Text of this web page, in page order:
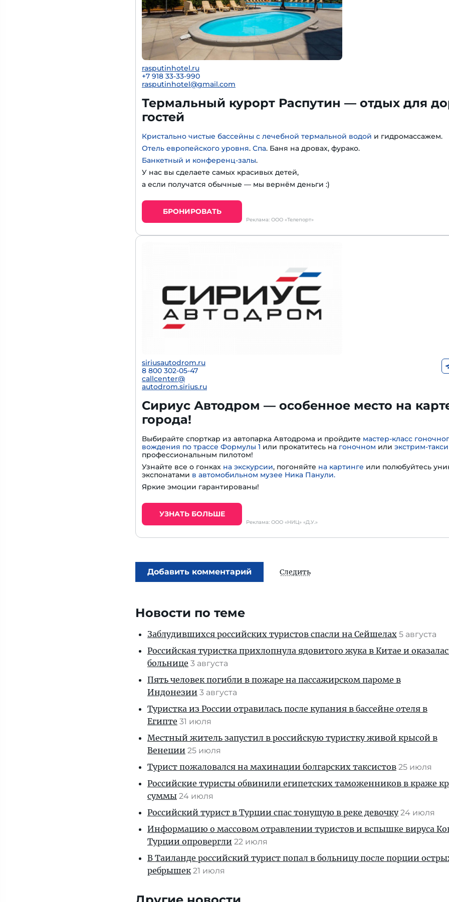
rasputinhotel.ru
+7 918 33-33-990
rasputinhotel@gmail.com
Термальный курорт Распутин — отдых для
гостей
Кристально чистые бассейны с лечебной термальной водой и гидромассажем.
Отель европейского уровня. Спа. Баня на дровах, фурако.
Банкетный и конференц-залы.
У нас вы сделаете самых красивых детей,
а если получатся обычные — мы вернём деньги :)
БРОНИРОВАТЬ
Реклама: ООО «Телепорт»
siriusautodrom.ru
8 800 302-05-47
callcenter@
autodrom.sirius.ru
Сириус Автодром — особенное место на
города!
Выбирайте спорткар из автопарка Автодрома и пройдите мастер-класс
вождения по трассе Формулы 1 или прокатитесь на гоночном или экстрим-такси
профессиональным пилотом!
Узнайте все о гонках на экскурсии, погоняйте на картинге или полюбуйтесь
экспонатами в автомобильном музее Ника Панули.
Яркие эмоции гарантированы!
УЗНАТЬ БОЛЬШЕ
Реклама: ООО «НИЦ» «Д.У.»
Добавить комментарий Следить
Новости по теме
Заблудившихся российских туристов спасли на Сейшелах 5 августа
Российская туристка прихлопнула ядовитого жука в Китае и
больнице 3 августа
Пять человек погибли в пожаре на пассажирском пароме в
Индонезии 3 августа
Туристка из России отравилась после купания в бассейне отеля в
Египте 31 июля
Местный житель запустил в российскую туристку живой крысой в
Венеции 25 июля
Турист пожаловался на махинации болгарских таксистов 25 июля
Российские туристы обвинили египетских таможенников в краже
суммы 24 июля
Российский турист в Турции спас тонущую в реке девочку 24 июля
Информацию о массовом отравлении туристов и вспышке вируса
Турции опровергли 22 июля
В Таиланде российский турист попал в больницу после порции
ребрышек 21 июля